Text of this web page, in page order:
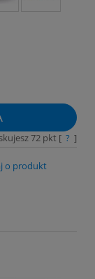
72pkt [ ? ]
o produkt